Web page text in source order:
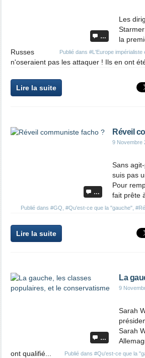
…
Publié dans #L'Europe impérialiste
Les
la
Russes
n'oseraient pas les attaquer ! Ils en ont
Lire la suite
…
Réveil
9 Novembre
Publié dans #GQ #Qu'est-ce que la "gauche"
Sans
suis pas
Pour
fait prête
Lire la suite
…
La
9
Publié dans #Qu'est-ce que la
Sarah
Sarah
ont qualifié...